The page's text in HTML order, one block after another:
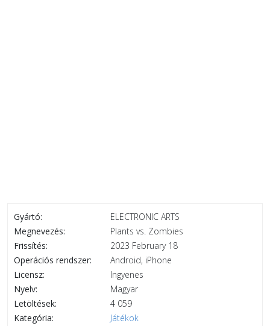
Gyártó:
ELECTRONIC ARTS
Megnevezés:
Plants vs. Zombies
Frissítés:
2023 February 18
Operációs rendszer:
Android, iPhone
Licensz:
Ingyenes
Nyelv:
Magyar
Letöltések:
4 059
Kategória:
Játékok